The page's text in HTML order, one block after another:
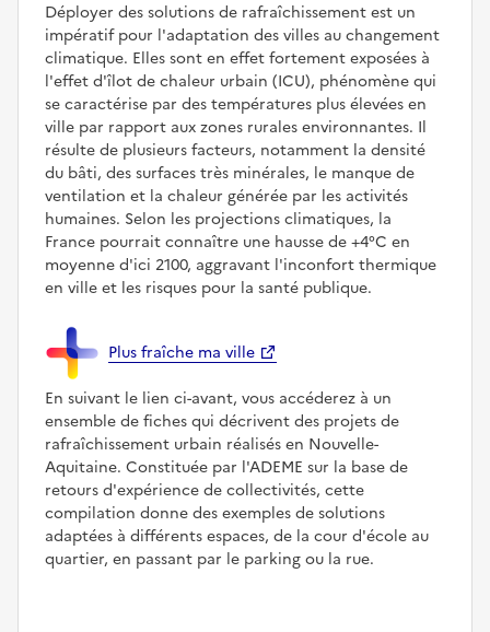
Déployer des solutions de rafraîchissement est un
impératif pour l'adaptation des villes au changement
climatique. Elles sont en effet fortement exposées à
l'effet d'îlot de chaleur urbain (ICU), phénomène qui
se caractérise par des températures plus élevées en
ville par rapport aux zones rurales environnantes. Il
résulte de plusieurs facteurs, notamment la densité
du bâti, des surfaces très minérales, le manque de
ventilation et la chaleur générée par les activités
humaines. Selon les projections climatiques, la
France pourrait connaître une hausse de +4°C en
moyenne d'ici 2100, aggravant l'inconfort thermique
en ville et les risques pour la santé publique.
Plus fraîche ma ville
En suivant le lien ci-avant, vous accéderez à un
ensemble de fiches qui décrivent des projets de
rafraîchissement urbain réalisés en Nouvelle-
Aquitaine. Constituée par l'ADEME sur la base de
retours d'expérience de collectivités, cette
compilation donne des exemples de solutions
adaptées à différents espaces, de la cour d'école au
quartier, en passant par le parking ou la rue.